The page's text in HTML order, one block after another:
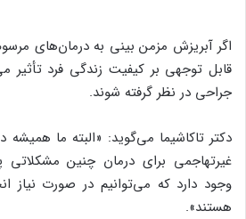
اگر آبریزش مزمن بینی به درمان‌های
قابل توجهی بر کیفیت زندگی فرد
جراحی در نظر گرفته شوند.
دکتر تاکاشیما می‌گوید: «البته ما
غیرتهاجمی برای درمان چنین مشکلاتی
وجود دارد که می‌توانیم در صورت نیاز
هستند».